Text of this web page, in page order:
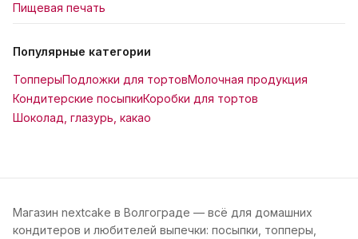
Пищевая печать
Популярные категории
ТопперыПодложки для тортовМолочная продукция
Кондитерские посыпкиКоробки для тортов
Шоколад, глазурь, какао
Магазин nextcake в Волгограде — всё для домашних
кондитеров и любителей выпечки: посыпки, топперы,